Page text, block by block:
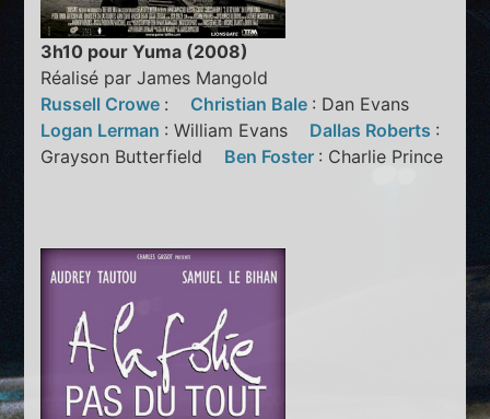
3h10 pour Yuma (2008)
Réalisé par James Mangold
Russell Crowe : Christian Bale : Dan Evans
Logan Lerman : William Evans Dallas Roberts :
Grayson Butterfield Ben Foster : Charlie Prince